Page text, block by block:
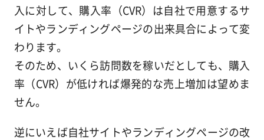
入に対して、購入率（CVR）は自社で用意するサ
イトやランディングページの出来具合によって変
わります。
そのため、いくら訪問数を稼いだとしても、購入
率（CVR）が低ければ爆発的な売上増加は望めま
せん。
逆にいえば自社サイトやランディングページの改